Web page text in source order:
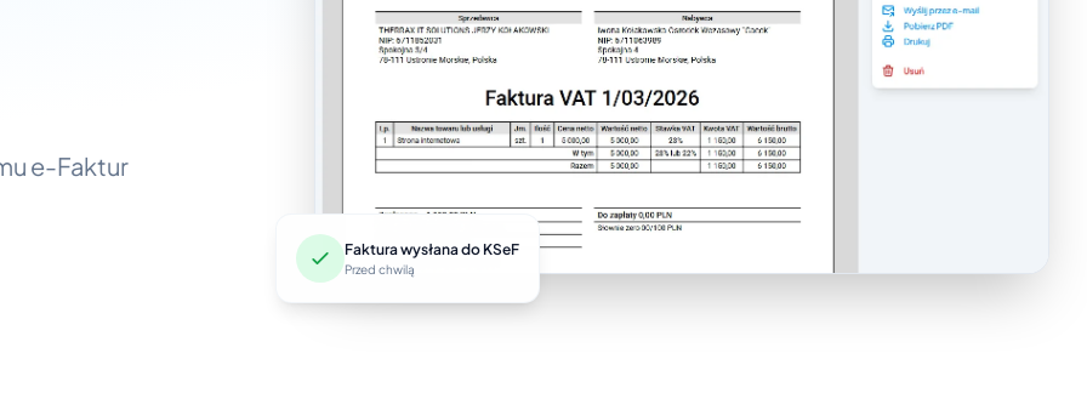
e-Faktur
Faktura wysłana do KSeF
Przed chwilą